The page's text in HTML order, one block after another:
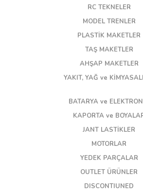
RC TEKNELER
MODEL TRENLER
PLASTİK MAKETLER
TAŞ MAKETLER
AHŞAP MAKETLER
YAKIT, YAĞ ve
BATARYA ve
KAPORTA ve
JANT LASTİKLER
MOTORLAR
YEDEK PARÇALAR
OUTLET ÜRÜNLER
DISCONTIUNED